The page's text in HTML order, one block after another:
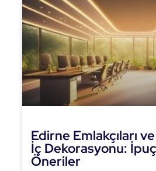
Edirne Emlakçıları
İç Dekorasyonu:
Öneriler